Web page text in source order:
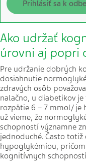
Prihlásiť sa k
Ako udržať
úrovni aj popri
Pre udržanie dobrých
dosiahnutie
zdravých osôb
nalačno, u diabetikov
rozpätie 6 – 7 mmol/ je
už vieme, že
schopností významne
jednoduché. Často
hypoglykémiou,
kognitívnych